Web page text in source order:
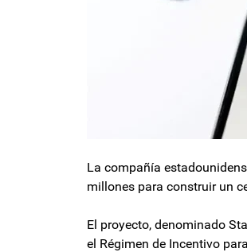
La compañía
millones para construir un
El proyecto, denominado
el Régimen de Incentivo